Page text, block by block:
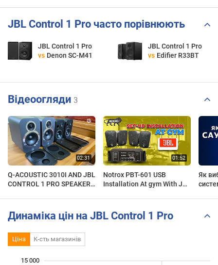
JBL Control 1 Pro часто порівнюють
JBL Control 1 Pro
vs Denon SC-M41
JBL Control 1 Pro
vs Edifier R33BT
Відеоогляди 3
Q-ACOUSTIC 3010I AND JBL
CONTROL 1 PRO SPEAKERS
Notrox PBT-601 USB
Installation At gym With JBL
Як
Динаміка цін на JBL Control 1 Pro
Ціна К-сть магазинів
15 000